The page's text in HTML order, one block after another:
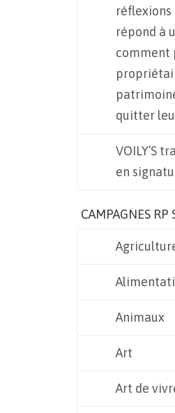
réflexions
répond à
comment
quitter
VOILY’S
en
CAMPAGNES RP
Animaux
Art
Art de